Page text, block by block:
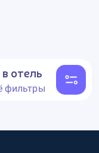
отель
фильтры